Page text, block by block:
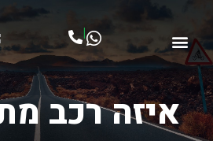
|
איזה רכב